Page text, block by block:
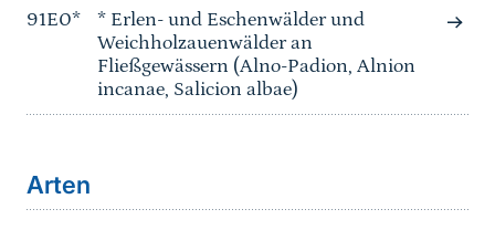
91E0*
* Erlen- und Eschenwälder und
Weichholzauenwälder an
Fließgewässern (Alno-Padion, Alnion
incanae, Salicion albae)
Arten